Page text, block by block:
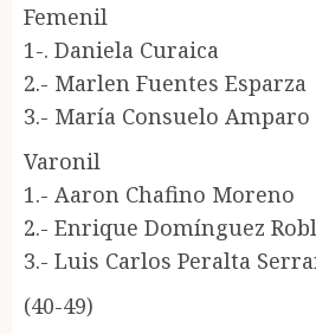
Femenil
1-. Daniela Curaica
2.- Marlen Fuentes Esparza
3.- María Consuelo
Varonil
1.- Aaron Chafino Moreno
2.- Enrique Domínguez
3.- Luis Carlos Peralta
(40-49)